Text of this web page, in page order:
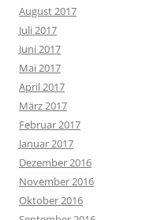
August 2017
Juli 2017
Juni 2017
Mai 2017
April 2017
März 2017
Februar 2017
Januar 2017
Dezember 2016
November 2016
Oktober 2016